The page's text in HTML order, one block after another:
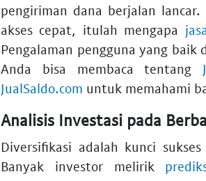
pengiriman dana berjalan
akses cepat, itulah mengapa
Pengalaman pengguna yang
Anda bisa membaca tentang
JualSaldo.com untuk memahami
Analisis Investasi pada
Diversifikasi adalah kunci
Banyak investor melirik